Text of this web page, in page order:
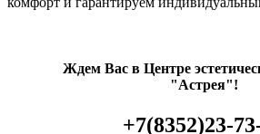
Ждем Вас в Центре
"Астрея"!
+7(8352)23-